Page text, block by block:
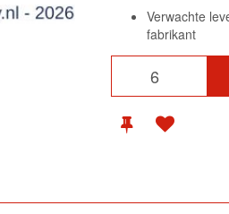
Verwachte
fabrikant